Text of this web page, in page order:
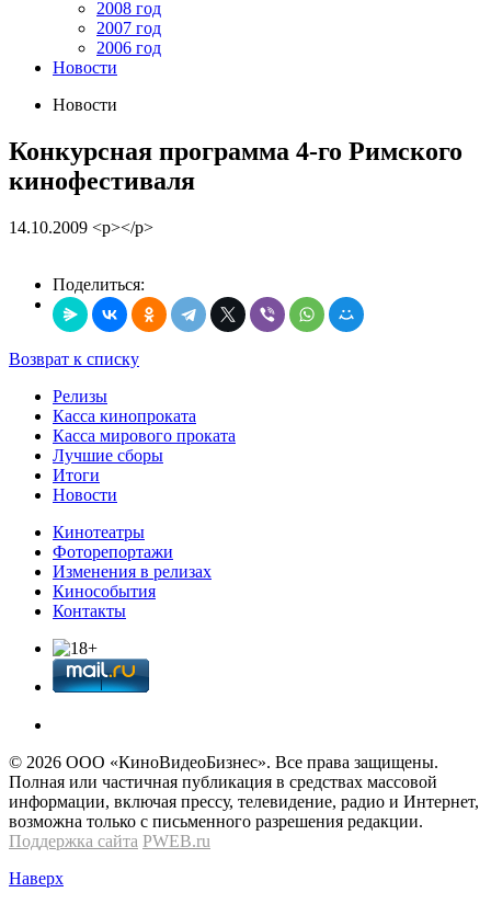
2008 год
2007 год
2006 год
Новости
Новости
Конкурсная программа 4-го Римского
кинофестиваля
14.10.2009 <p></p>
Поделиться:
Возврат к списку
Релизы
Касса кинопроката
Касса мирового проката
Лучшие сборы
Итоги
Новости
Кинотеатры
Фоторепортажи
Изменения в релизах
Кинособытия
Контакты
© 2026 OOО «КиноВидеоБизнес». Все права защищены.
Полная или частичная публикация в средствах массовой
информации, включая прессу, телевидение, радио и Интернет,
возможна только с письменного разрешения редакции.
Поддержка сайта PWEB.ru
Наверх